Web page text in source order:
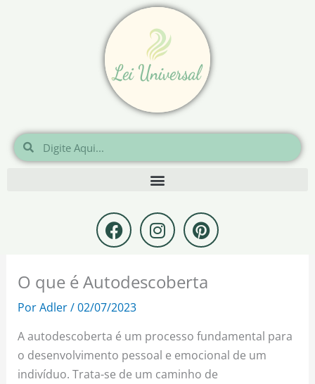
Pesquisar
Pesquisar
F
a
c
e
b
o
o
k
I
n
s
t
a
a
m
P
i
n
t
e
e
s
t
O que é Autodescoberta
PorAdler/02/07/2023
A autodescoberta é um processo fundamental para
o desenvolvimento pessoal e emocional de um
indivíduo. Trata-se de um caminho de